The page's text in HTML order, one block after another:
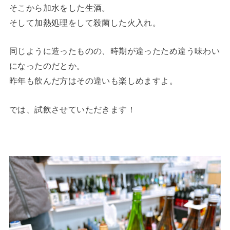
そこから加水をした生酒。
そして加熱処理をして殺菌した火入れ。
同じように造ったものの、時期が違ったため違う味わい
になったのだとか。
昨年も飲んだ方はその違いも楽しめますよ。
では、試飲させていただきます！